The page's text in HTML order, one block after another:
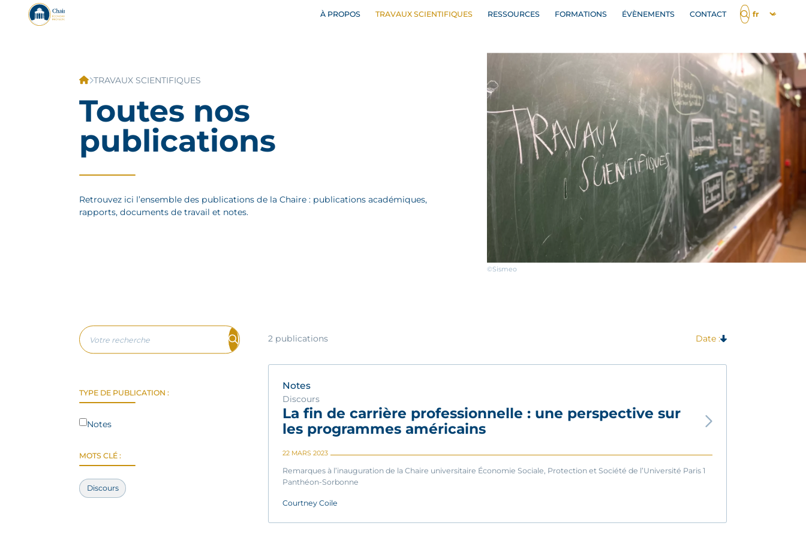
TRAVAUX SCIENTIFIQUES
Toutes nos
publications
Retrouvez ici l’ensemble des publications de la Chaire : publications académiques,
rapports, documents de travail et notes.
©Sismeo
TYPE DE PUBLICATION :
Notes
MOTS CLÉ :
Discours
2 publications Date :
Notes
Discours
La fin de carrière professionnelle : une perspective sur
les programmes américains
22 MARS 2023
Remarques à l’inauguration de la Chaire universitaire Économie Sociale, Protection et Société de l’Université Paris 1
Panthéon-Sorbonne
Courtney Coile